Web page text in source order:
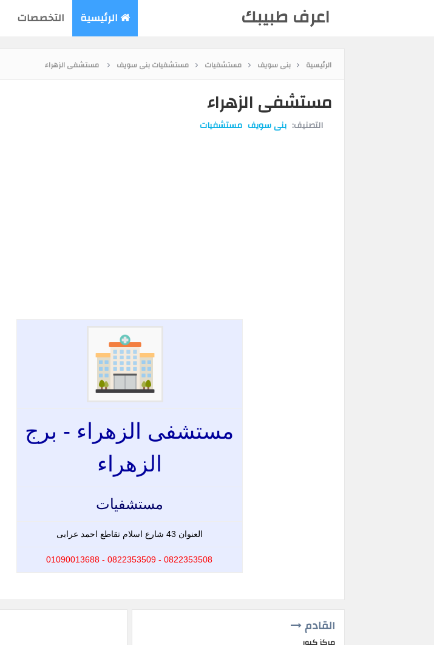
اعرف طبيبك الرئيسية التخصصات
الرئيسية بنى سويف مستشفيات مستشفيات بنى سويف مستشفى الزهراء
مستشفى الزهراء
التصنيف: بنى سويف مستشفيات
مستشفى الزهراء - برج
الزهراء
مستشفيات
العنوان 43 شارع اسلام تقاطع احمد عرابى
0822353508 - 0822353509 - 01090013688
القادم